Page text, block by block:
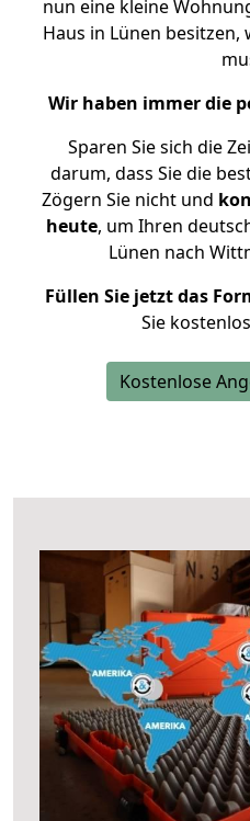
nun eine kleine
Haus in Lünen
Wir haben immer die
Sparen Sie sich die
darum, dass Sie die
Zögern Sie nicht und
heute, um Ihren
Lünen nach
Füllen Sie jetzt das
Sie
Kostenlose